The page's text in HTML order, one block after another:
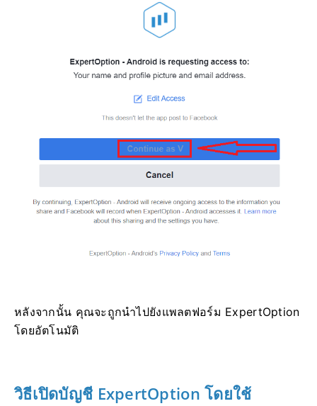
หลังจากนั้น คุณจะถูกนำไปยังแพลตฟอร์ม ExpertOption
โดยอัตโนมัติ
วิธีเปิดบัญชี ExpertOption โดยใช้